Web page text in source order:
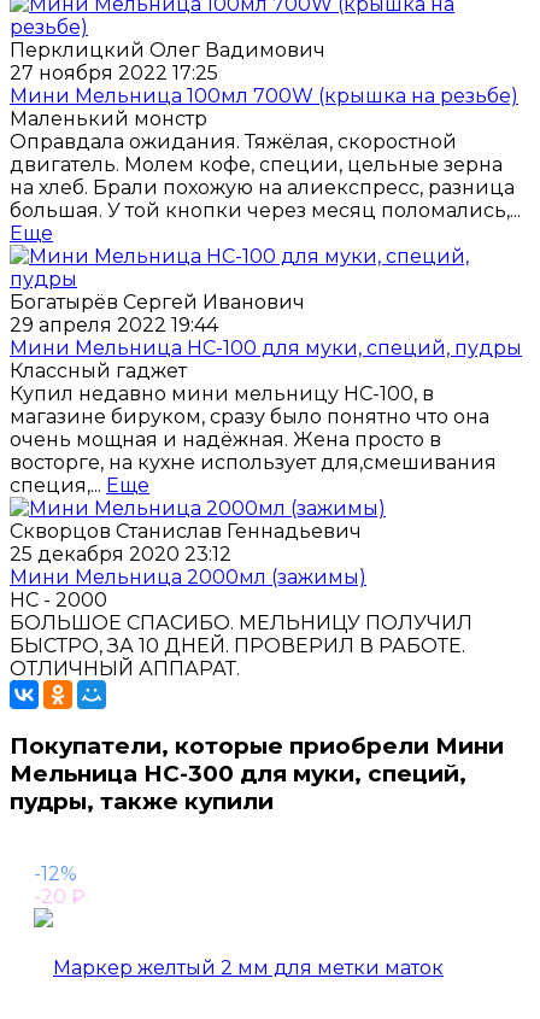
Перклицкий Олег Вадимович
27 ноября 2022 17:25
Мини Мельница 100мл 700W (крышка на резьбе)
Маленький монстр
Оправдала ожидания. Тяжёлая, скоростной
двигатель. Молем кофе, специи, цельные зерна
на хлеб. Брали похожую на алиекспресс, разница
большая. У той кнопки через месяц поломались,...
Еще
Богатырёв Сергей Иванович
29 апреля 2022 19:44
Мини Мельница НС-100 для муки, специй, пудры
Классный гаджет
Купил недавно мини мельницу HC-100, в
магазине бируком, сразу было понятно что она
очень мощная и надёжная. Жена просто в
восторге, на кухне использует для,смешивания
специя,... Еще
Скворцов Станислав Геннадьевич
25 декабря 2020 23:12
Мини Мельница 2000мл (зажимы)
НС - 2000
БОЛЬШОЕ СПАСИБО. МЕЛЬНИЦУ ПОЛУЧИЛ
БЫСТРО, ЗА 10 ДНЕЙ. ПРОВЕРИЛ В РАБОТЕ.
ОТЛИЧНЫЙ АППАРАТ.
Покупатели, которые приобрели Мини
Мельница НС-300 для муки, специй,
пудры, также купили
-12%
-20 ₽